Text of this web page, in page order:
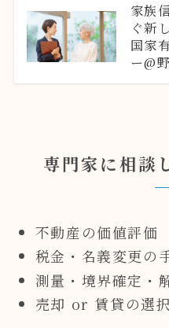
家族
ぐ新
国家
ー@
専門家に相談
不動産の価値評価
税金・名義変更の
測量・境界確定・
売却 or 賃貸の選